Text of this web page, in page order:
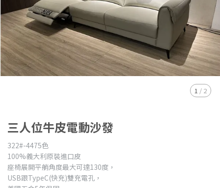
1 / 2
三人位牛皮電動沙發
322#-4475色
100%義大利原裝進口皮
座椅展開平艄角度最大可達130度，
USB跟TypeC(快充)雙充電孔，